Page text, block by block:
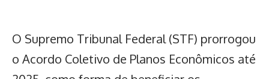
O Supremo Tribunal Federal (STF) prorrogou
o Acordo Coletivo de Planos Econômicos até